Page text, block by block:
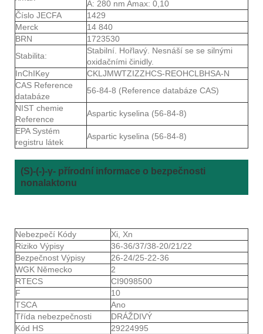
A: 280 nm Amax: 0,10
Číslo JECFA
1429
Merck
14 840
BRN
1723530
Stabilita:
Stabilní. Hořlavý. Nesnáší se se silnými
oxidačními činidly.
InChIKey
CKLJMWTZIZZHCS-REOHCLBHSA-N
CAS Reference
databáze
56-84-8 (Reference databáze CAS)
NIST chemie
Reference
Aspartic kyselina (56-84-8)
EPA Systém
registru látek
Aspartic kyselina (56-84-8)
(S)-(-)-γ- přírodní informace o bezpečnosti
nonalaktonu
Nebezpečí Kódy
Xi, Xn
Riziko Výpisy
36-36/37/38-20/21/22
Bezpečnost Výpisy
26-24/25-22-36
WGK Německo
2
RTECS
CI9098500
F
10
TSCA
Ano
Třída nebezpečnosti
DRÁŽDIVÝ
Kód HS
29224995